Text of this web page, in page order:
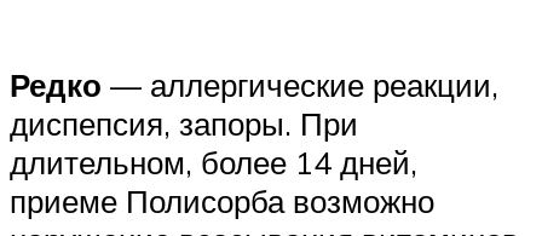
Редко — аллергические реакции,
диспепсия, запоры. При
длительном, более 14 дней,
приеме Полисорба возможно